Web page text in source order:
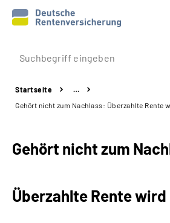
Prävention
Reha
Experten
Startseite
…
Gehört nicht zum Nachlass: Überzahlte Rente
Gehört nicht zum
Überzahlte Rente wird